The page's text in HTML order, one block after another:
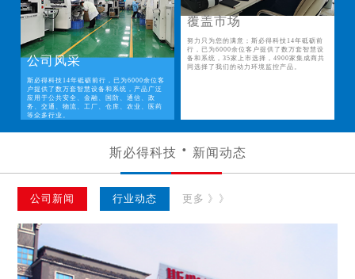
公司风采
斯必得科技14年砥砺前行，已为6000余位客
户提供了数万套智慧设备和系统，产品广泛
应用于公共安全、金融、国防、通信、政
务、交通、物流、工厂、仓库、农业、医药
等众多行业。
覆盖市场
努力只为您的满意；斯必得科技14年砥砺前
行，已为6000余位客户提供了数万套智慧设
备和系统，35家上市选择，4900家集成商共
同选择了我们的动力环境监控产品。
斯必得科技 新闻动态
公司新闻 行业动态 更多 》》